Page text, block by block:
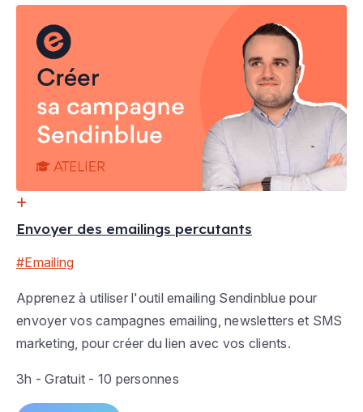
Date à venir
Envoyer des emailings percutants
#Emailing
Apprenez à utiliser l'outil emailing Sendinblue pour
envoyer vos campagnes emailing, newsletters et SMS
marketing, pour créer du lien avec vos clients.
3h - Gratuit - 10 personnes